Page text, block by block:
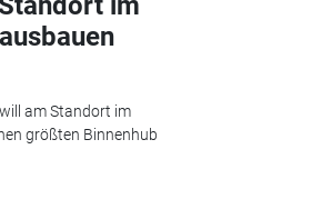
am Standort im
größten Binnenhub